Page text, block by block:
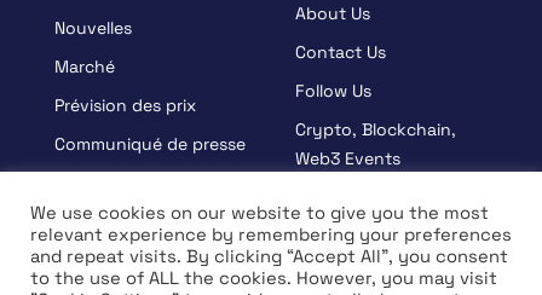
Nouvelles
Marché
Prévision des prix
Communiqué de presse
Apprendre
Entrevue
About Us
Contact Us
Follow Us
Crypto, Blockchain,
Web3 Events
Terms And Condition
Privacy Policy
We use cookies on our website to give you the most
relevant experience by remembering your preferences
and repeat visits. By clicking “Accept All”, you consent
to the use of ALL the cookies. However, you may visit